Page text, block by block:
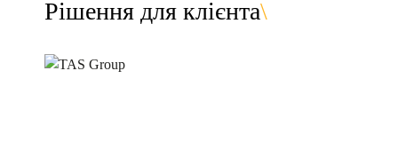
Рішення для клієнта